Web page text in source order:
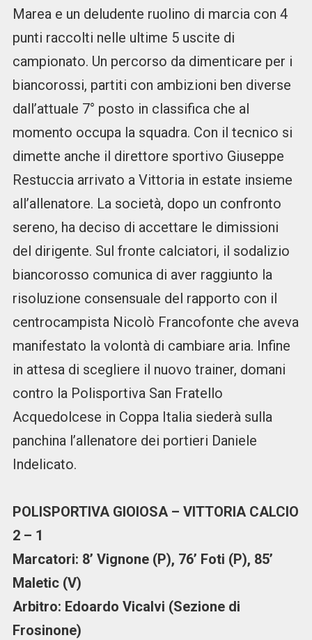
Marea e un deludente ruolino di marcia con 4
punti raccolti nelle ultime 5 uscite di
campionato. Un percorso da dimenticare per i
biancorossi, partiti con ambizioni ben diverse
dall’attuale 7° posto in classifica che al
momento occupa la squadra. Con il tecnico si
dimette anche il direttore sportivo Giuseppe
Restuccia arrivato a Vittoria in estate insieme
all’allenatore. La società, dopo un confronto
sereno, ha deciso di accettare le dimissioni
del dirigente. Sul fronte calciatori, il sodalizio
biancorosso comunica di aver raggiunto la
risoluzione consensuale del rapporto con il
centrocampista Nicolò Francofonte che aveva
manifestato la volontà di cambiare aria. Infine
in attesa di scegliere il nuovo trainer, domani
contro la Polisportiva San Fratello
Acquedolcese in Coppa Italia siederà sulla
panchina l’allenatore dei portieri Daniele
Indelicato.
POLISPORTIVA GIOIOSA – VITTORIA CALCIO
2 – 1
Marcatori: 8’ Vignone (P), 76’ Foti (P), 85’
Maletic (V)
Arbitro: Edoardo Vicalvi (Sezione di
Frosinone)